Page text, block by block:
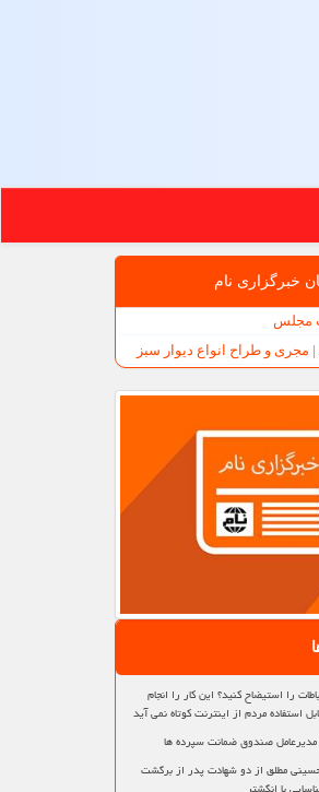
خبرگزاری نام
مجلس
مجری و طراح انواع دیوار سبز
را استیضاح کنید؟ این کار را انجام
استفاده مردم از اینترنت کوتاه نمی آید
صندوق ضمانت سپرده ها
مطلق از دو شهادت پدر از برگشت